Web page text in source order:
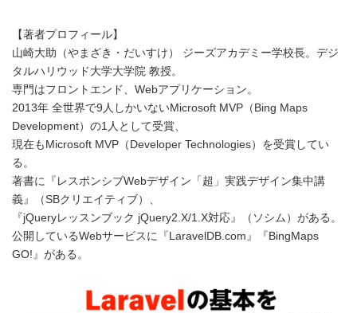
【著者プロフィール】
山崎大助（やまざき・だいすけ） ジーズアカデミー学校長。デジ
タルハリウッド大学大学院 教授。
専門はフロントエンド、Webアプリケーション。
2013年 全世界で9人しかいないMicrosoft MVP（Bing Maps
Development）の1人として受賞、
現在もMicrosoft MVP（Developer Technologies）を受賞してい
る。
著書に『レスポンシブWebデザイン「超」実践デザイン集中講
義』（SBクリエイティブ）、
『jQueryレッスンブック jQuery2.X/1.X対応』（ソシム）がある。
公開しているWebサービスに『LaravelDB.com』『BingMaps
GO!』がある。